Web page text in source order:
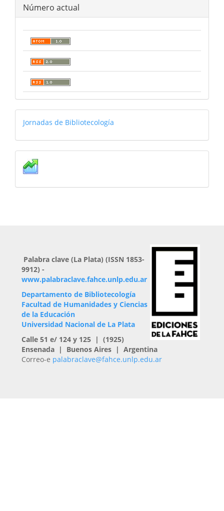
Número actual
jornadas
Jornadas de Bibliotecología
Estadísticas
Palabra clave (La Plata) (ISSN 1853-
9912) -
www.palabraclave.fahce.unlp.edu.ar
Departamento de Bibliotecología
Facultad de Humanidades y Ciencias
de la Educación
Universidad Nacional de La Plata
Calle 51 e/ 124 y 125 | (1925)
Ensenada | Buenos Aires | Argentina
Correo-e palabraclave@fahce.unlp.edu.ar